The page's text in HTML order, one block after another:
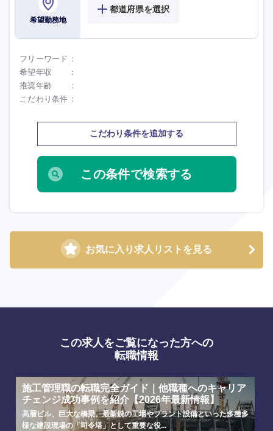
希望勤務地
都道府県を選択
フリーワード
希望年収
推奨年齢
こだわり条件
こだわり条件を追加する
お気に入り求人リストを見る
この求人をご覧になった方への
転職情報
施工管理職の転職完全ガイド｜他職種へのキャリア
チェンジ成功事例を紹介【2026年最新情報】
高層ビル、巨大な橋梁、最新鋭の工場やプラント設備といった多種多
様な建設現場の「司令塔」として重要な役...